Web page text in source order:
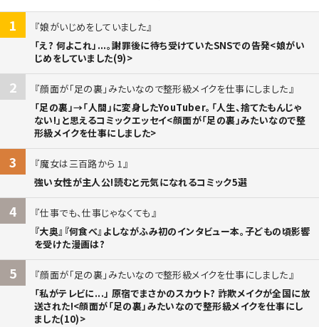
1
娘がいじめをしていました
「え? 何よこれ」...。謝罪後に待ち受けていたSNSでの告発<娘がい
じめをしていました(9)>
2
顔面が「足の裏」みたいなので整形級メイクを仕事にしました
「足の裏」→「人間」に変身したYouTuber。「人生、捨てたもんじゃ
ない!」と思えるコミックエッセイ<顔面が「足の裏」みたいなので整
形級メイクを仕事にしました>
3
魔女は三百路から 1
強い女性が主人公!読むと元気になれるコミック5選
4
仕事でも、仕事じゃなくても
『大奥』『何食べ』よしながふみ初のインタビュー本。子どもの頃影響
を受けた漫画は?
5
顔面が「足の裏」みたいなので整形級メイクを仕事にしました
「私がテレビに...」 原宿でまさかのスカウト? 詐欺メイクが全国に放
送された!<顔面が「足の裏」みたいなので整形級メイクを仕事にし
ました(10)>